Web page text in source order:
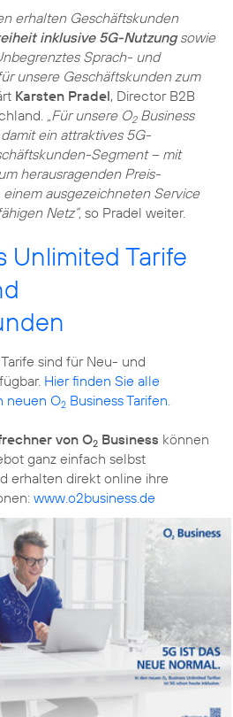
erhalten Geschäftskunden
inklusive 5G-Nutzungsowie
Sprach- und
unsere Geschäftskunden zum
Karsten Pradel, Director B2B
„Für unsere O2Business
ein attraktives 5G-
Segment – mit
herausragenden Preis-
ausgezeichneten Service
Netz“, so Pradel weiter.
Unlimited Tarife
sind für Neu- und
Hier finden Sie alle
neuen O2 Business Tarifen.
von O2 Business können
ganz einfach selbst
erhalten direkt online ihre
www.o2business.de